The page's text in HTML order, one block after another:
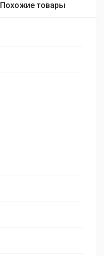
Похожие товары